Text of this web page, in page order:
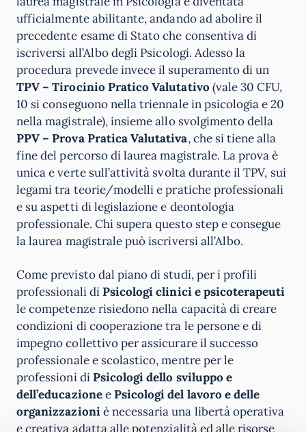
ufficialmente abilitante, andando ad abolire il
precedente esame di Stato che consentiva di
iscriversi all’Albo degli Psicologi. Adesso la
procedura prevede invece il superamento di un
TPV – Tirocinio Pratico Valutativo (vale 30 CFU,
10 si conseguono nella triennale in psicologia e 20
nella magistrale), insieme allo svolgimento della
PPV – Prova Pratica Valutativa, che si tiene alla
fine del percorso di laurea magistrale. La prova è
unica e verte sull’attività svolta durante il TPV, sui
legami tra teorie/modelli e pratiche professionali
e su aspetti di legislazione e deontologia
professionale. Chi supera questo step e consegue
la laurea magistrale può iscriversi all’Albo.
Come previsto dal piano di studi, per i profili
professionali diPsicologi clinici e psicoterapeuti
le competenze risiedono nella capacità di creare
condizioni di cooperazione tra le persone e di
impegno collettivo per assicurare il successo
professionale e scolastico, mentre per le
professioni diPsicologi dello sviluppo e
dell’educazioneePsicologi del lavoro e delle
organizzazioniè necessaria una libertà operativa
e creativa adatta alle potenzialità ed alle risorse